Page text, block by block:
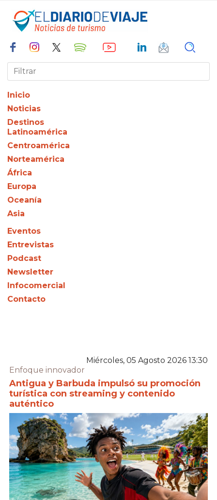
Inicio
Noticias
Destinos
Latinoamérica
Centroamérica
Norteamérica
África
Europa
Oceanía
Asia
Eventos
Entrevistas
Podcast
Newsletter
Infocomercial
Contacto
Miércoles, 05 Agosto 2026 13:30
Enfoque innovador
Antigua y Barbuda impulsó su promoción
turística con streaming y contenido
auténtico